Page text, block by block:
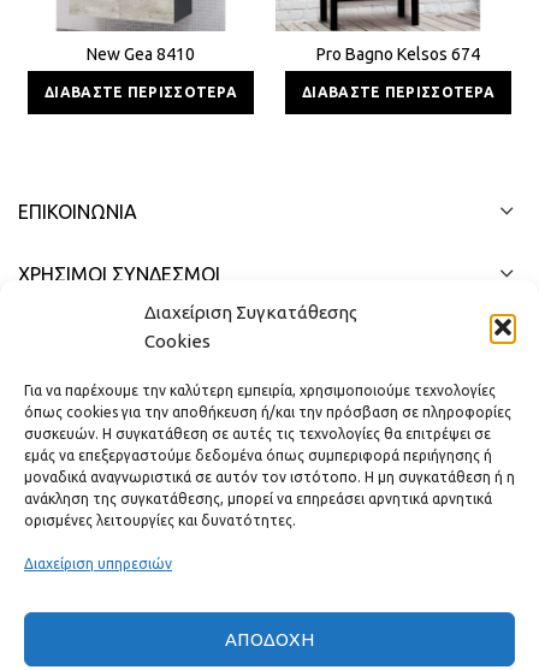
Διαχείριση Συγκατάθεσης
Cookies
Για να παρέχουμε την καλύτερη εμπειρία, χρησιμοποιούμε τεχνολογίες
όπως cookies για την αποθήκευση ή/και την πρόσβαση σε πληροφορίες
συσκευών. Η συγκατάθεση σε αυτές τις τεχνολογίες θα επιτρέψει σε
εμάς να επεξεργαστούμε δεδομένα όπως συμπεριφορά περιήγησης ή
μοναδικά αναγνωριστικά σε αυτόν τον ιστότοπο. Η μη συγκατάθεση ή η
ανάκληση της συγκατάθεσης, μπορεί να επηρεάσει αρνητικά αρνητικά
ορισμένες λειτουργίες και δυνατότητες.
Διαχείριση υπηρεσιών
ΑΠΟΔΟΧΉ
New Gea 8410
ΔΙΑΒΆΣΤΕ ΠΕΡΙΣΣΌΤΕΡΑ
Pro Bagno Kelsos 674
ΔΙΑΒΆΣΤΕ ΠΕΡΙΣΣΌΤΕΡΑ
ΕΠΙΚΟΙΝΩΝΊΑ
ΧΡΗΣΙΜΟΙ ΣΥΝΔΕΣΜΟΙ
ΓΡΉΓΟΡΟ ΜΕΝΟΎ
Πραγματικές κριτικές πελατών